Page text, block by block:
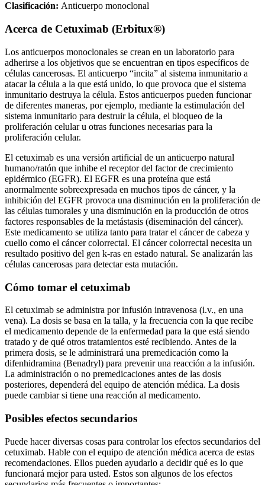
Clasificación: Anticuerpo monoclonal
Acerca de Cetuximab (Erbitux®)
Los anticuerpos monoclonales se crean en un laboratorio para
adherirse a los objetivos que se encuentran en tipos específicos de
células cancerosas. El anticuerpo “incita” al sistema inmunitario a
atacar la célula a la que está unido, lo que provoca que el sistema
inmunitario destruya la célula. Estos anticuerpos pueden funcionar
de diferentes maneras, por ejemplo, mediante la estimulación del
sistema inmunitario para destruir la célula, el bloqueo de la
proliferación celular u otras funciones necesarias para la
proliferación celular.
El cetuximab es una versión artificial de un anticuerpo natural
humano/ratón que inhibe el receptor del factor de crecimiento
epidérmico (EGFR). El EGFR es una proteína que está
anormalmente sobreexpresada en muchos tipos de cáncer, y la
inhibición del EGFR provoca una disminución en la proliferación de
las células tumorales y una disminución en la producción de otros
factores responsables de la metástasis (diseminación del cáncer).
Este medicamento se utiliza tanto para tratar el cáncer de cabeza y
cuello como el cáncer colorrectal. El cáncer colorrectal necesita un
resultado positivo del gen k-ras en estado natural. Se analizarán las
células cancerosas para detectar esta mutación.
Cómo tomar el cetuximab
El cetuximab se administra por infusión intravenosa (i.v., en una
vena). La dosis se basa en la talla, y la frecuencia con la que recibe
el medicamento depende de la enfermedad para la que está siendo
tratado y de qué otros tratamientos esté recibiendo. Antes de la
primera dosis, se le administrará una premedicación como la
difenhidramina (Benadryl) para prevenir una reacción a la infusión.
La administración o no premedicaciones antes de las dosis
posteriores, dependerá del equipo de atención médica. La dosis
puede cambiar si tiene una reacción al medicamento.
Posibles efectos secundarios
Puede hacer diversas cosas para controlar los efectos secundarios del
cetuximab. Hable con el equipo de atención médica acerca de estas
recomendaciones. Ellos pueden ayudarlo a decidir qué es lo que
funcionará mejor para usted. Estos son algunos de los efectos